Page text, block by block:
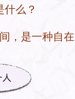
么？
，是一种自